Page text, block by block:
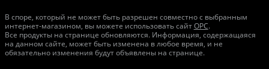
В споре, который не может быть разрешен совместно с выбранным
интернет-магазином, вы можете использовать сайтОРС.
Все продукты на странице обновляются. Информация, содержащаяся
на данном сайте, может быть изменена в любое время, и не
обязательно изменения будут объявлены на странице.